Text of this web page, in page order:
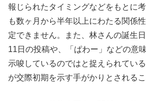
報じられたタイミングなどをもとに
も数ヶ月から半年以上にわたる関係
定できません。また、林さんの誕生
11日の投稿や、「ぱわー」などの意
示唆しているのではと捉えられてい
が交際初期を示す手がかりとされるこ